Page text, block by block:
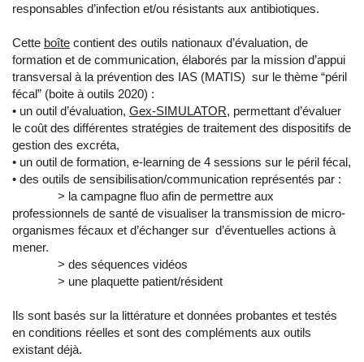
responsables d’infection et/ou résistants aux antibiotiques.
Cette boîte contient des outils nationaux d’évaluation, de
formation et de communication, élaborés par la mission d’appui
transversal à la prévention des IAS (MATIS) sur le thème “péril
fécal” (boite à outils 2020) :
• un outil d’évaluation, Gex-SIMULATOR, permettant d’évaluer
le coût des différentes stratégies de traitement des dispositifs de
gestion des excréta,
• un outil de formation, e-learning de 4 sessions sur le péril fécal,
• des outils de sensibilisation/communication représentés par :
> la campagne fluo afin de permettre aux
professionnels de santé de visualiser la transmission de micro-
organismes fécaux et d’échanger sur d’éventuelles actions à
mener.
> des séquences vidéos
> une plaquette patient/résident
Ils sont basés sur la littérature et données probantes et testés
en conditions réelles et sont des compléments aux outils
existant déjà.